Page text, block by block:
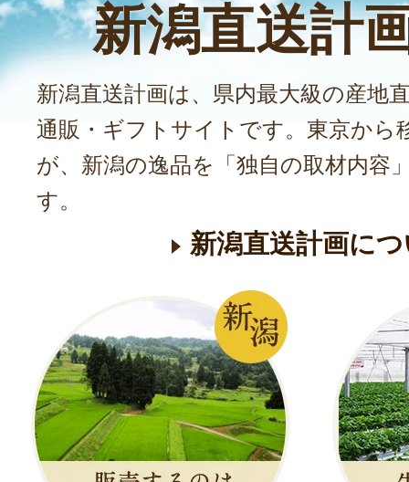
新潟直送計
新潟直送計画は、県内最大級の産地
通販・ギフトサイトです。東京から
が、新潟の逸品を「独自の取材内容
す。
新潟直送計画に